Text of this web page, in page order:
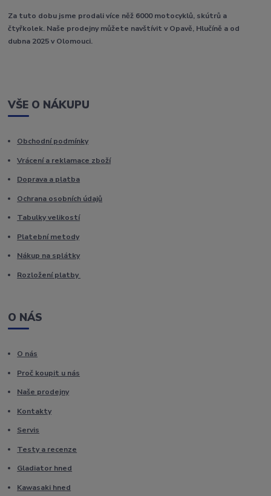
Za tuto dobu jsme prodali více něž 6000 motocyklů, skútrů a
čtyřkolek. Naše prodejny můžete navštívit v Opavě, Hlučíně a od
dubna 2025 v Olomouci.
VŠE O NÁKUPU
Obchodní podmínky
Vrácení a reklamace zboží
Doprava a platba
Ochrana osobních údajů
Tabulky velikostí
Platební metody
Nákup na splátky
Rozložení platby
O NÁS
O nás
Proč koupit u nás
Naše prodejny
Kontakty
Servis
Testy a recenze
Gladiator hned
Kawasaki hned